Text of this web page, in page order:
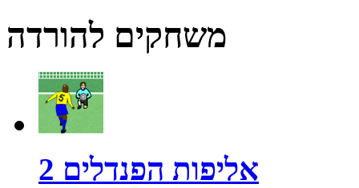
משחקים להורדה
אליפות הפנדלים 2